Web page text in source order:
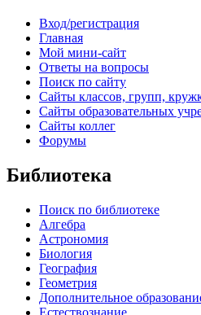
Вход/регистрация
Главная
Мой мини-сайт
Ответы на вопросы
Поиск по сайту
Сайты классов, групп,
Сайты образовательных
Сайты коллег
Форумы
Библиотека
Поиск по библиотеке
Алгебра
Астрономия
Биология
География
Геометрия
Дополнительное
Естествознание